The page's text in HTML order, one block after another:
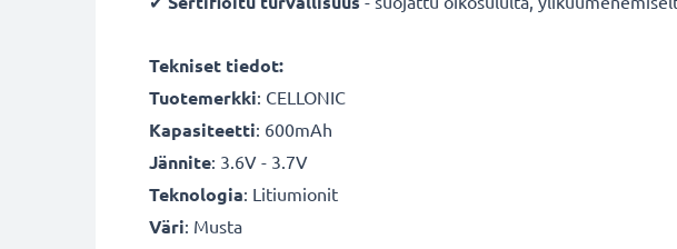
Tekniset tiedot:
Tuotemerkki: CELLONIC
Kapasiteetti: 600mAh
Jännite: 3.6V - 3.7V
Teknologia: Litiumionit
Väri: Musta